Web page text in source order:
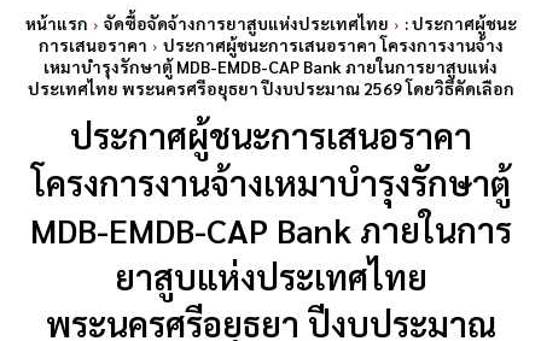
หน้าแรก จัดซื้อจัดจ้างการยาสูบแห่งประเทศไทย
: ประกาศผู้ชนะ
การเสนอราคา
ประกาศผู้ชนะการเสนอราคา โครงการงานจ้าง
เหมาบำรุงรักษาตู้ MDB-EMDB-CAP Bank ภายในการยาสูบแห่ง
ประเทศไทย พระนครศรีอยุธยา ปีงบประมาณ 2569 โดยวิธีคัดเลือก
ประกาศผู้ชนะการเสนอราคา
โครงการงานจ้างเหมาบำรุงรักษาตู้
MDB-EMDB-CAP Bank ภายในการ
ยาสูบแห่งประเทศไทย
พระนครศรีอยุธยา ปีงบประมาณ